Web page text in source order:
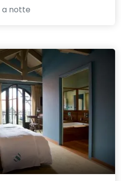
a notte